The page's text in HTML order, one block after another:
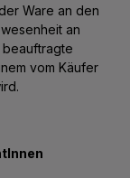
Ware an den
an
beauftragte
vom Käufer